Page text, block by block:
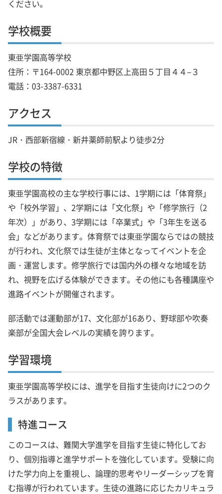
ください。
学校概要
東亜学園高等学校
住所：〒164-0002 東京都中野区上高田５丁目４４−３
電話：03-3387-6331
アクセス
JR・西部新宿線・新井薬師前駅より徒歩2分
学校の特徴
東亜学園高校の主な学校行事には、1学期には「体育祭」
や「校外学習」、2学期には「文化祭」や「修学旅行（2
年次）」があり、3学期には「卒業式」や「3年生を送る
会」などがあります。体育祭では東亜学園ならではの競技
が行われ、文化祭では生徒が主体となってイベントを企
画・運営します。修学旅行では国内外の様々な地域を訪
れ、視野を広げる体験ができます。その他にも各種講座や
進路イベントが開催されます。
部活動では運動部が17、文化部が16あり、野球部や吹奏
楽部が全国大会レベルの実績を誇ります。
学習環境
東亜学園高等学校には、進学を目指す生徒向けに2つのク
ラスがあります。
特進コース
このコースは、難関大学進学を目指す生徒に特化してお
り、個別指導と進学サポートを強化しています。受験に向
けた学力向上を重視し、論理的思考やリーダーシップを育
む指導が行われています。生徒の進路に応じたカリキュラ